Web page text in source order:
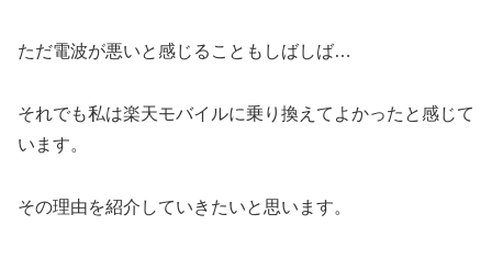
ただ電波が悪いと感じることもしばしば…
それでも私は楽天モバイルに乗り換えてよかったと感じて
います。
その理由を紹介していきたいと思います。